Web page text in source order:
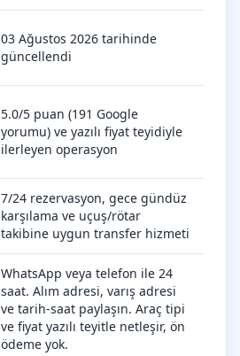
03 Ağustos 2026 tarihinde
güncellendi
5.0/5 puan (191 Google
yorumu) ve yazılı fiyat teyidiyle
ilerleyen operasyon
7/24 rezervasyon, gece gündüz
karşılama ve uçuş/rötar
takibine uygun transfer hizmeti
WhatsApp veya telefon ile 24
saat. Alım adresi, varış adresi
ve tarih-saat paylaşın. Araç tipi
ve fiyat yazılı teyitle netleşir, ön
ödeme yok.